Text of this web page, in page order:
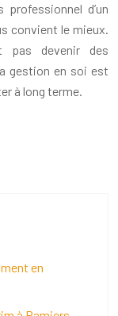
d’un
convient le mieux.
pas devenir des
gestion en soi est
à long terme.
en